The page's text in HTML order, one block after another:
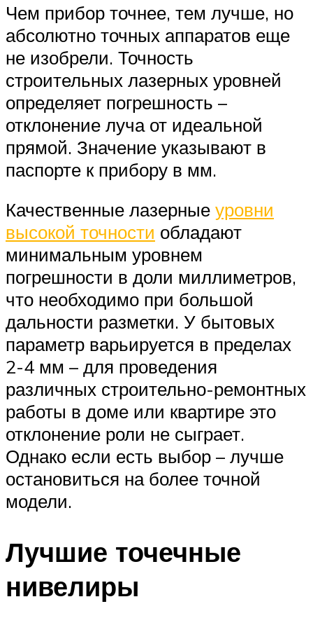
Чем прибор точнее, тем лучше, но
абсолютно точных аппаратов еще
не изобрели. Точность
строительных лазерных уровней
определяет погрешность –
отклонение луча от идеальной
прямой. Значение указывают в
паспорте к прибору в мм.
Качественные лазерные уровни
высокой точности обладают
минимальным уровнем
погрешности в доли миллиметров,
что необходимо при большой
дальности разметки. У бытовых
параметр варьируется в пределах
2-4 мм – для проведения
различных строительно-ремонтных
работы в доме или квартире это
отклонение роли не сыграет.
Однако если есть выбор – лучше
остановиться на более точной
модели.
Лучшие точечные
нивелиры